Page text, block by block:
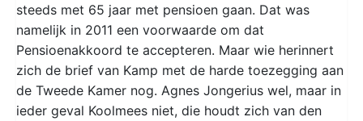
steeds met 65 jaar met pensioen gaan. Dat was
namelijk in 2011 een voorwaarde om dat
Pensioenakkoord te accepteren. Maar wie herinnert
zich de brief van Kamp met de harde toezegging aan
de Tweede Kamer nog. Agnes Jongerius wel, maar in
ieder geval Koolmees niet, die houdt zich van den